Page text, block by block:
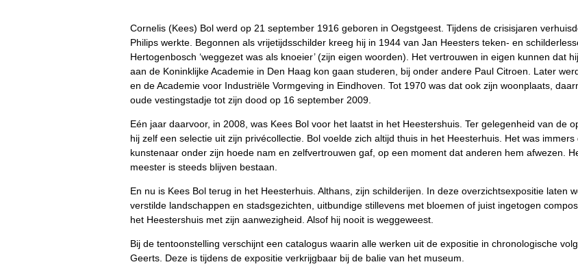
Cornelis (Kees) Bol werd op 21 september 1916 geboren in Oegstgeest. Tijdens de crisisjaren
Philips werkte. Begonnen als vrijetijdsschilder kreeg hij in 1944 van Jan Heesters teken- en
Hertogenbosch ‘weggezet was als knoeier’ (zijn eigen woorden). Het vertrouwen in eigen kunnen dat
aan de Koninklijke Academie in Den Haag kon gaan studeren, bij onder andere Paul Citroen. Later
en de Academie voor Industriële Vormgeving in Eindhoven. Tot 1970 was dat ook zijn woonplaats,
oude vestingstadje tot zijn dood op 16 september 2009.
Eén jaar daarvoor, in 2008, was Kees Bol voor het laatst in het Heestershuis. Ter gelegenheid van de
hij zelf een selectie uit zijn privécollectie. Bol voelde zich altijd thuis in het Heesterhuis. Het was
kunstenaar onder zijn hoede nam en zelfvertrouwen gaf, op een moment dat anderen hem afwezen.
meester is steeds blijven bestaan.
En nu is Kees Bol terug in het Heesterhuis. Althans, zijn schilderijen. In deze overzichtsexpositie laten
verstilde landschappen en stadsgezichten, uitbundige stillevens met bloemen of juist ingetogen
het Heestershuis met zijn aanwezigheid. Alsof hij nooit is weggeweest.
Bij de tentoonstelling verschijnt een catalogus waarin alle werken uit de expositie in chronologische
Geerts. Deze is tijdens de expositie verkrijgbaar bij de balie van het museum.